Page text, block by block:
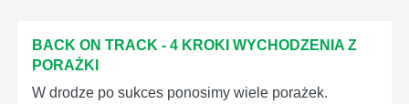
BACK ON TRACK - 4 KROKI WYCHODZENIA Z
PORAŻKI
W drodze po sukces ponosimy wiele porażek.